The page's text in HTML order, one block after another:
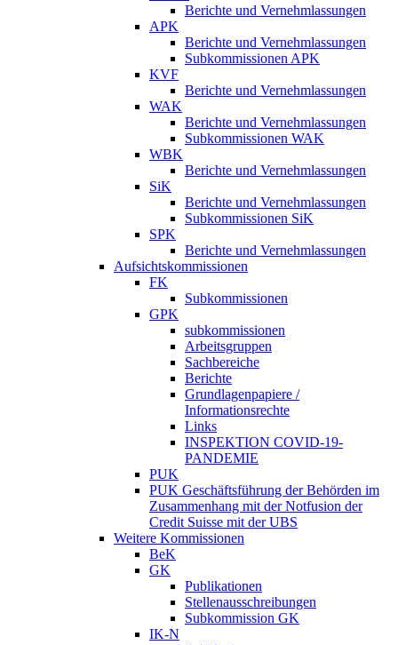
Berichte und Vernehmlassungen
APK
Berichte und Vernehmlassungen
Subkommissionen APK
KVF
Berichte und Vernehmlassungen
WAK
Berichte und Vernehmlassungen
Subkommissionen WAK
WBK
Berichte und Vernehmlassungen
SiK
Berichte und Vernehmlassungen
Subkommissionen SiK
SPK
Berichte und Vernehmlassungen
Aufsichtskommissionen
FK
Subkommissionen
GPK
subkommissionen
Arbeitsgruppen
Sachbereiche
Berichte
Grundlagenpapiere /
Informationsrechte
Links
INSPEKTION COVID-19-
PANDEMIE
PUK
PUK Geschäftsführung der Behörden im
Zusammenhang mit der Notfusion der
Credit Suisse mit der UBS
Weitere Kommissionen
BeK
GK
Publikationen
Stellenausschreibungen
Subkommission GK
IK-N